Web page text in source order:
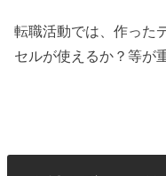
転職活動では、作った
セルが使えるか？等が